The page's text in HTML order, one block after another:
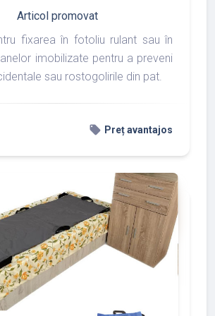
Articol promovat
fixarea în fotoliu rulant sau în
imobilizate pentru a preveni
sau rostogolirile din pat.
local_offer Preț avantajos